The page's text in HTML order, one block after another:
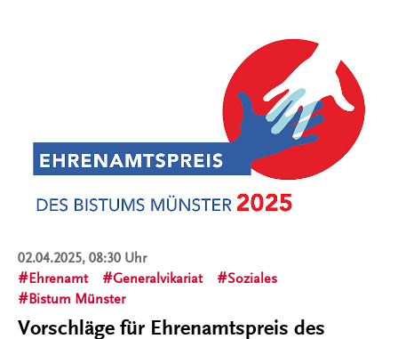
02.04.2025, 08:30 Uhr
Ehrenamt
Generalvikariat
Soziales
Bistum Münster
Vorschläge für Ehrenamtspreis des